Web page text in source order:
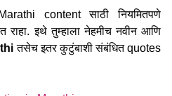
content साठी नियमितपणे
राहा. इथे तुम्हाला नेहमीच नवीन आणि
तसेच इतर कुटुंबाशी संबंधित quotes